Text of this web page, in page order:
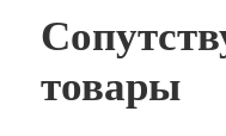
товары